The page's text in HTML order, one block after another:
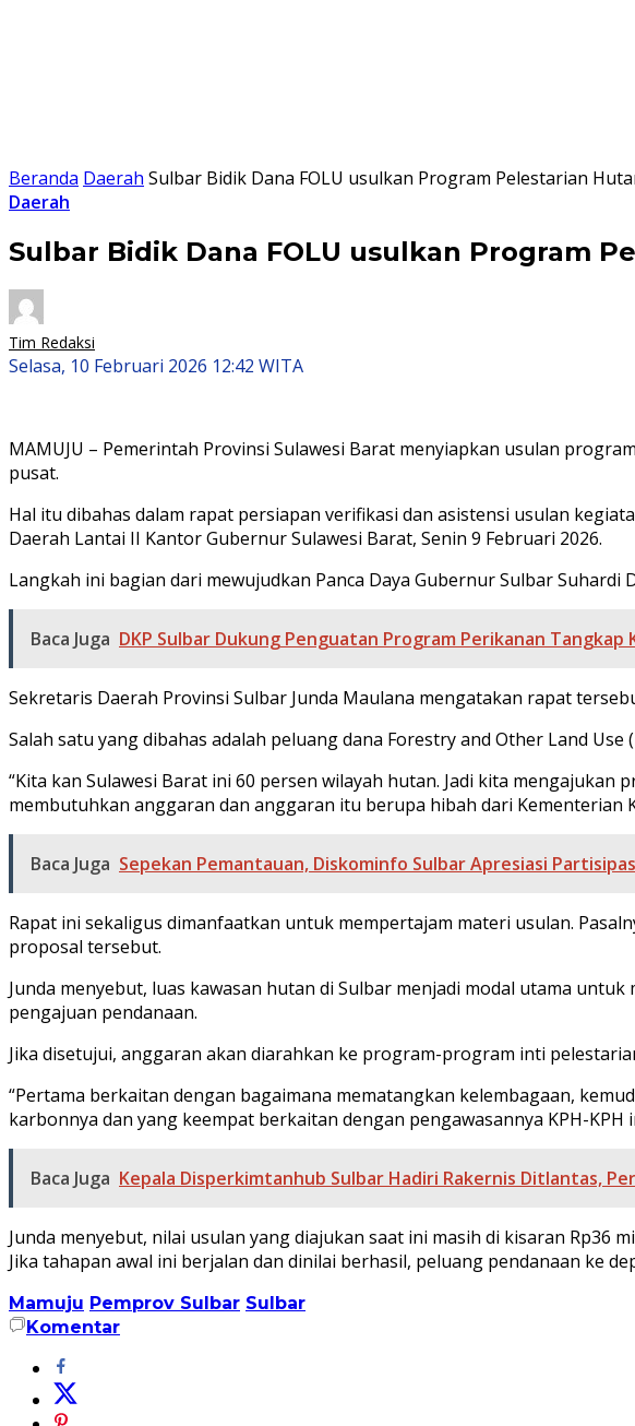
Beranda Daerah Sulbar Bidik Dana FOLU usulkan Program Pelestarian
Daerah
Sulbar Bidik Dana FOLU usulkan Program
Tim Redaksi
Selasa, 10 Februari 2026 12:42 WITA
MAMUJU – Pemerintah Provinsi Sulawesi Barat menyiapkan usulan
pusat.
Hal itu dibahas dalam rapat persiapan verifikasi dan asistensi usulan
Daerah Lantai II Kantor Gubernur Sulawesi Barat, Senin 9 Februari 2026.
Langkah ini bagian dari mewujudkan Panca Daya Gubernur Sulbar
Baca Juga DKP Sulbar Dukung Penguatan Program Perikanan Tangkap
Sekretaris Daerah Provinsi Sulbar Junda Maulana mengatakan rapat
Salah satu yang dibahas adalah peluang dana Forestry and Other Land
“Kita kan Sulawesi Barat ini 60 persen wilayah hutan. Jadi kita
membutuhkan anggaran dan anggaran itu berupa hibah dari Kementerian
Baca Juga Sepekan Pemantauan, Diskominfo Sulbar Apresiasi
Rapat ini sekaligus dimanfaatkan untuk mempertajam materi usulan.
proposal tersebut.
Junda menyebut, luas kawasan hutan di Sulbar menjadi modal utama
pengajuan pendanaan.
Jika disetujui, anggaran akan diarahkan ke program-program inti
“Pertama berkaitan dengan bagaimana mematangkan kelembagaan,
karbonnya dan yang keempat berkaitan dengan pengawasannya KPH-
Baca Juga Kepala Disperkimtanhub Sulbar Hadiri Rakernis Ditlantas,
Junda menyebut, nilai usulan yang diajukan saat ini masih di kisaran Rp36
Jika tahapan awal ini berjalan dan dinilai berhasil, peluang pendanaan ke
Mamuju Pemprov Sulbar Sulbar
Komentar